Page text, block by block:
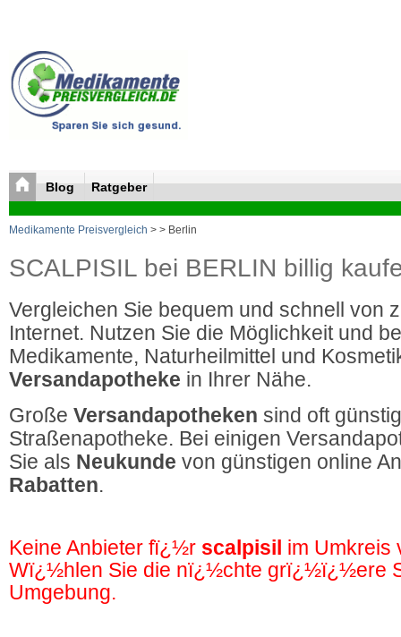
Blog Ratgeber
Medikamente Preisvergleich > > Berlin
SCALPISIL bei BERLIN billig
Vergleichen Sie bequem und schnell von
Internet. Nutzen Sie die Möglichkeit und
Medikamente, Naturheilmittel und
Versandapotheke in Ihrer Nähe.
Große Versandapotheken sind oft
Straßenapotheke. Bei einigen
Sie als Neukunde von günstigen online
Rabatten.
Keine Anbieter fï¿½r scalpisil im Umkreis
Wï¿½hlen Sie die nï¿½chte grï¿½ï¿½ere
Umgebung.